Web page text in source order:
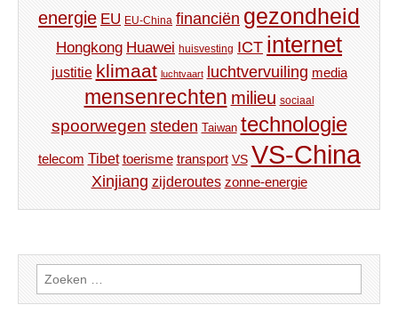
energie EU EU-China financiën gezondheid
Hongkong Huawei huisvesting ICT internet
justitie klimaat luchtvaart luchtvervuiling media
mensenrechten milieu sociaal
spoorwegen steden Taiwan technologie
telecom Tibet toerisme transport VS VS-China
Xinjiang zijderoutes zonne-energie
Zoeken
naar: